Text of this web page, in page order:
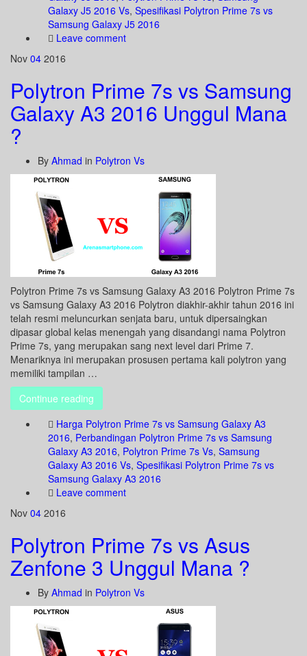
Galaxy J5 2016 Vs, Spesifikasi Polytron Prime 7s vs
Samsung Galaxy J5 2016
Leave comment
Nov 04 2016
Polytron Prime 7s vs Samsung
Galaxy A3 2016 Unggul Mana
?
By Ahmad in Polytron Vs
Polytron Prime 7s vs Samsung Galaxy A3 2016 Polytron Prime 7s
vs Samsung Galaxy A3 2016 Polytron diakhir-akhir tahun 2016 ini
telah resmi meluncurkan senjata baru, untuk dipersaingkan
dipasar global kelas menengah yang disandangi nama Polytron
Prime 7s, yang merupakan sang next level dari Prime 7.
Menariknya ini merupakan prosusen pertama kali polytron yang
memiliki tampilan …
Continue reading
Harga Polytron Prime 7s vs Samsung Galaxy A3
2016, Perbandingan Polytron Prime 7s vs Samsung
Galaxy A3 2016, Polytron Prime 7s Vs, Samsung
Galaxy A3 2016 Vs, Spesifikasi Polytron Prime 7s vs
Samsung Galaxy A3 2016
Leave comment
Nov 04 2016
Polytron Prime 7s vs Asus
Zenfone 3 Unggul Mana ?
By Ahmad in Polytron Vs